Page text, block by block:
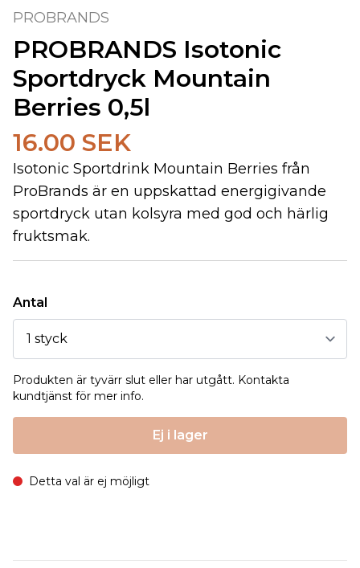
PROBRANDS
PROBRANDS Isotonic
Sportdryck Mountain
Berries 0,5l
16.00 SEK
Isotonic Sportdrink Mountain Berries från
ProBrands är en uppskattad energigivande
sportdryck utan kolsyra med god och härlig
fruktsmak.
Antal
Produkten är tyvärr slut eller har utgått. Kontakta
kundtjänst för mer info.
Ej i lager
Detta val är ej möjligt